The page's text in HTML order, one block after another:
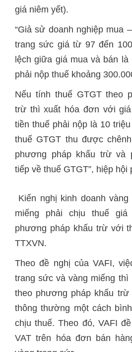
giá niêm yết).
“Giả sử doanh nghiệp mua
trang sức giá từ 97 đến
lệch giữa giá mua và bán
phải nộp thuế khoảng
Nếu tính thuế GTGT theo
trừ thì xuất hóa đơn với
tiền thuế phải nộp là 10
thuế GTGT thu được
phương pháp khấu trừ và
tiếp về thuế GTGT”, hiệp hội
Kiến nghị kinh doanh
miếng phải chịu thuế
phương pháp khấu trừ với
TTXVN.
Theo đề nghị của VAFI,
trang sức và vàng miếng thì
theo phương pháp khấu
thông thường một cách
chịu thuế. Theo đó, VAFI
VAT trên hóa đơn bán